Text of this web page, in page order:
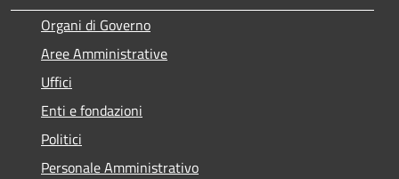
Organi di Governo
Aree Amministrative
Uffici
Enti e fondazioni
Politici
Personale Amministrativo